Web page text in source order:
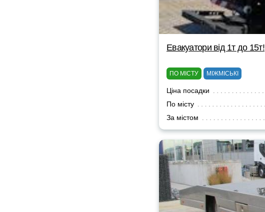
Евакуатори від 1т до 15т!
ПО МІСТУ МІЖМІСЬКІ
Ціна посадки
По місту
За містом